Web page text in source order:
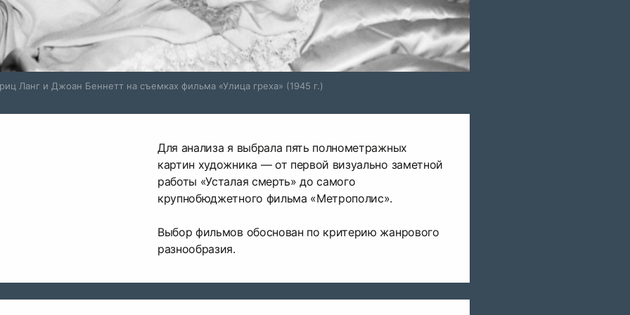
Ланг и Джоан Беннетт на съемках фильма «Улица греха» (1945 г.)
Для анализа я выбрала пять полнометражных
картин художника — от первой визуально заметной
работы «Усталая смерть» до самого
крупнобюджетного фильма «Метрополис».
Выбор фильмов обоснован по критерию жанрового
разнообразия.